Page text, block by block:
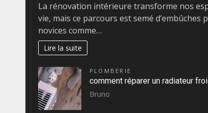
La rénovation intérieure transforme nos
vie, mais ce parcours est semé d’embûches
novices comme…
Lire la suite
PLOMBERIE
comment réparer un radiateur
Bruno